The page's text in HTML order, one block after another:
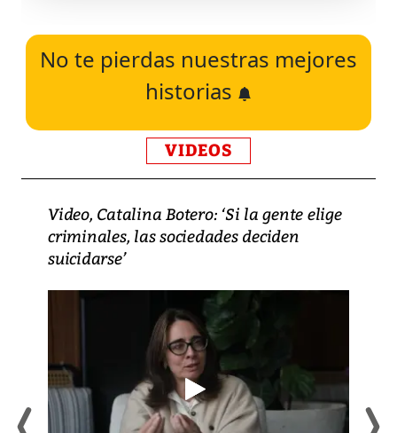
No te pierdas nuestras mejores
historias
VIDEOS
Video, Catalina Botero: ‘Si la gente elige
criminales, las sociedades deciden
suicidarse’